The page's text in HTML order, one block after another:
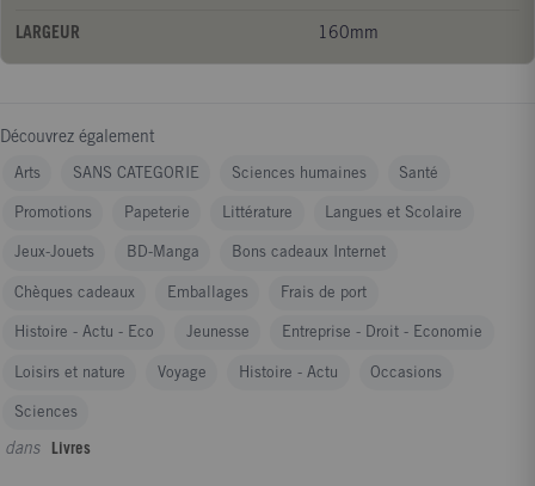
psychologues, professeurs de français...
LARGEUR 160mm
Découvrez également
Arts SANS CATEGORIE Sciences humaines Santé
Promotions Papeterie Littérature Langues et Scolaire
Jeux-Jouets BD-Manga Bons cadeaux Internet
Chèques cadeaux Emballages Frais de port
Histoire - Actu - Eco Jeunesse Entreprise - Droit - Economie
Loisirs et nature Voyage Histoire - Actu Occasions
Sciences
dans Livres